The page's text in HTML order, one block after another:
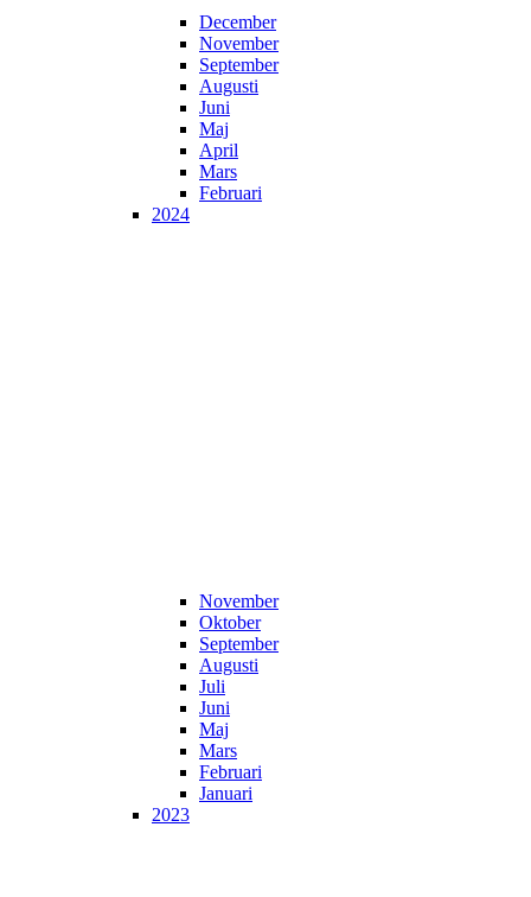
December
November
September
Augusti
Juni
Maj
April
Mars
Februari
2024
November
Oktober
September
Augusti
Juli
Juni
Maj
Mars
Februari
Januari
2023